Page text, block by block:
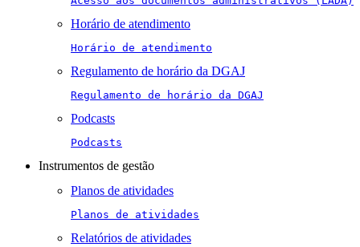
Horário de atendimento
Horário de atendimento
Regulamento de horário da DGAJ
Regulamento de horário da DGAJ
Podcasts
Podcasts
Instrumentos de gestão
Planos de atividades
Planos de atividades
Relatórios de atividades